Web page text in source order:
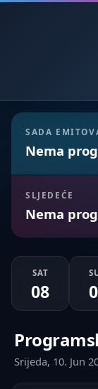
SADA
Nema
SLJEDEĆE
Nema
SAT
08
Srijeda, 10. Jun